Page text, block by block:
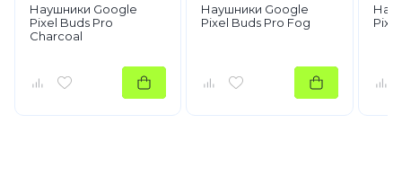
Наушники Google
Pixel Buds Pro
Charcoal
Наушники Google
Pixel Buds Pro Fog